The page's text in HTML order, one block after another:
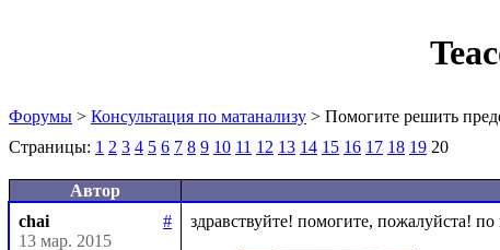
Форумы > Консультация по матанализу > Помогите решить
Страницы: 1 2 3 4 5 6 7 8 9 10 11 12 13 14 15 16 17 18 19 20
Автор
chai
#
13 мар. 2015